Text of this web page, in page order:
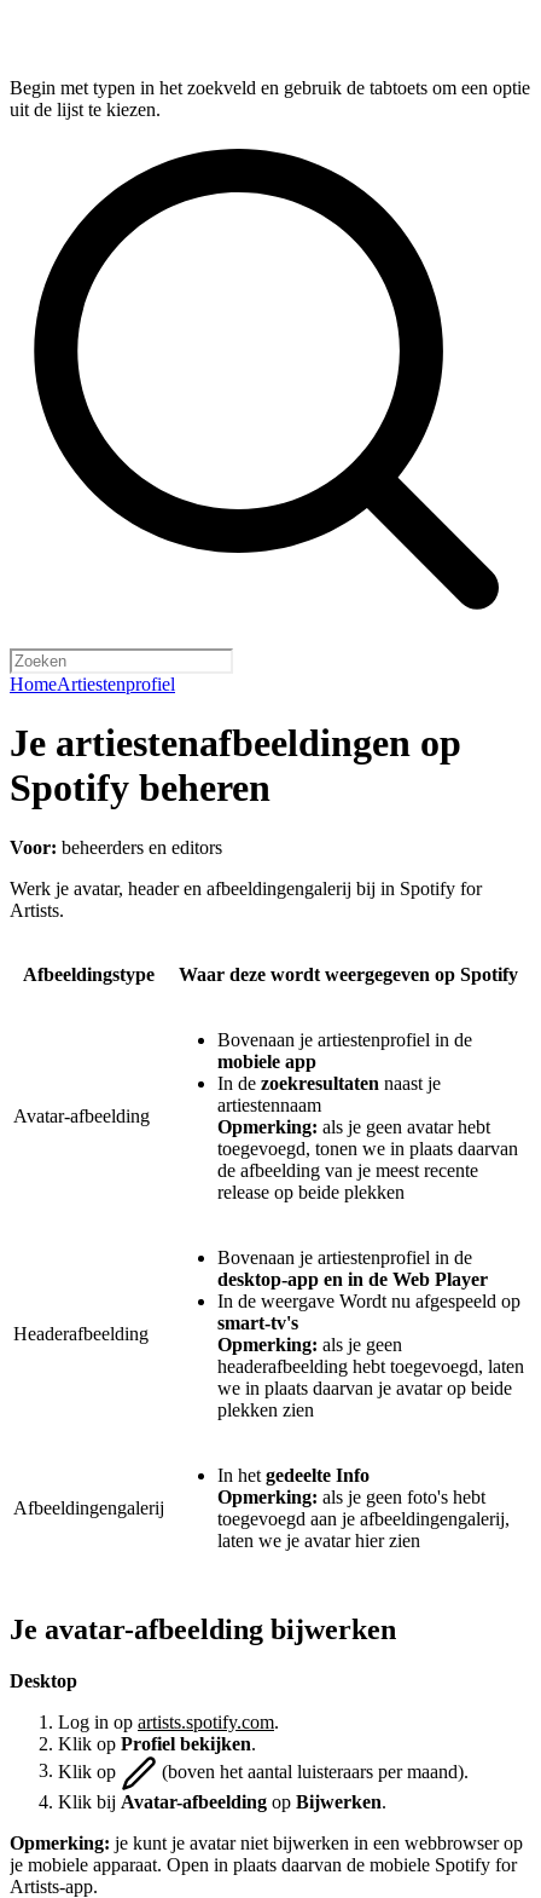
Begin met typen in het zoekveld en gebruik de tabtoets om een optie
uit de lijst te kiezen.
HomeArtiestenprofiel
Je artiestenafbeeldingen op
Spotify beheren
Voor: beheerders en editors
Werk je avatar, header en afbeeldingengalerij bij in Spotify for
Artists.
Afbeeldingstype Waar deze wordt weergegeven op Spotify
Avatar-afbeelding
Bovenaan je artiestenprofiel in de
mobiele app
In de zoekresultaten naast je
artiestennaam
Opmerking: als je geen avatar hebt
toegevoegd, tonen we in plaats daarvan
de afbeelding van je meest recente
release op beide plekken
Headerafbeelding
Bovenaan je artiestenprofiel in de
desktop-app en in de Web Player
In de weergave Wordt nu afgespeeld op
smart-tv's
Opmerking: als je geen
headerafbeelding hebt toegevoegd, laten
we in plaats daarvan je avatar op beide
plekken zien
Afbeeldingengalerij
In het gedeelte Info
Opmerking: als je geen foto's hebt
toegevoegd aan je afbeeldingengalerij,
laten we je avatar hier zien
Je avatar-afbeelding bijwerken
Desktop
Log in op artists.spotify.com.
Klik op Profiel bekijken.
Klik op
(boven het aantal luisteraars per maand).
Klik bij Avatar-afbeelding op Bijwerken.
Opmerking: je kunt je avatar niet bijwerken in een webbrowser op
je mobiele apparaat. Open in plaats daarvan de mobiele Spotify for
Artists-app.